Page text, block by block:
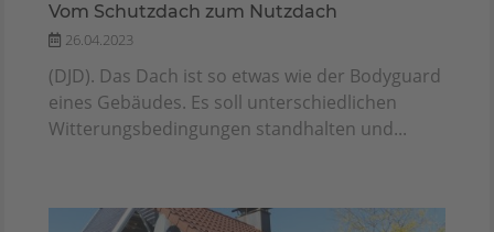
Vom Schutzdach zum Nutzdach
26.04.2023
(DJD). Das Dach ist so etwas wie der Bodyguard
eines Gebäudes. Es soll unterschiedlichen
Witterungsbedingungen standhalten und...